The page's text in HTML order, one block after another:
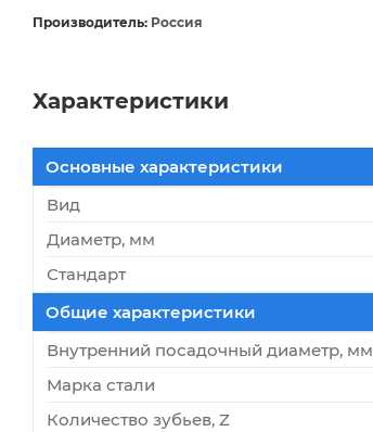
Производитель: Россия
Характеристики
Основные характеристики
Вид
Диаметр, мм
Стандарт
Общие характеристики
Внутренний посадочный диаметр, мм
Марка стали
Количество зубьев, Z